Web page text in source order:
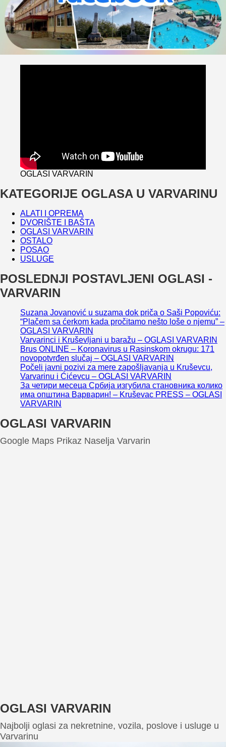
OGLASI VARVARIN
KATEGORIJE OGLASA U VARVARINU
ALATI I OPREMA
DVORIŠTE I BAŠTA
OGLASI VARVARIN
OSTALO
POSAO
USLUGE
POSLEDNJI POSTAVLJENI OGLASI -
VARVARIN
Suzana Jovanović u suzama dok priča o Saši Popoviću:
“Plačem sa ćerkom kada pročitamo nešto loše o njemu” –
OGLASI VARVARIN
Varvarinci i Kruševljani u baražu – OGLASI VARVARIN
Brus ONLINE – Koronavirus u Rasinskom okrugu: 171
novopotvrđen slučaj – OGLASI VARVARIN
Počeli javni pozivi za mere zapošljavanja u Kruševcu,
Varvarinu i Ćićevcu – OGLASI VARVARIN
За четири месеца Србија изгубила становника колико
има општина Варварин! – Kruševac PRESS – OGLASI
VARVARIN
OGLASI VARVARIN
Google Maps Prikaz Naselja Varvarin
OGLASI VARVARIN
Najbolji oglasi za nekretnine, vozila, poslove i usluge u
Varvarinu